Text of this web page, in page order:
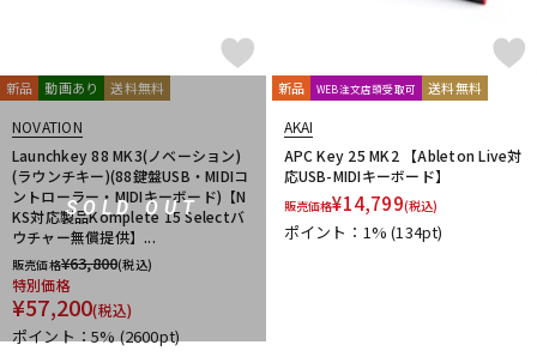
SOLD OUT
新品 動画あり 送料無料
NOVATION
Launchkey 88 MK3(ノベーション)
(ラウンチキー)(88鍵盤USB・MIDIコ
ントローラー・MIDIキーボード)【N
KS対応製品Komplete 15 Selectバ
ウチャー無償提供】...
販売価格¥63,800(税込)
特別価格
¥57,200(税込)
ポイント：5%(2600pt)
新品 WEB注文店頭受取可 送料無料
AKAI
APC Key 25 MK2 【Ableton Live対
応USB-MIDIキーボード】
販売価格¥14,799(税込)
ポイント：1%(134pt)